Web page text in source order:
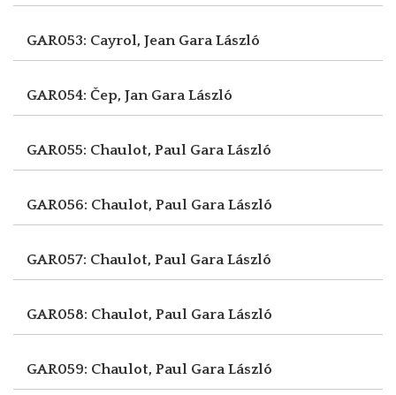
GAR053: Cayrol, Jean Gara László
GAR054: Čep, Jan Gara László
GAR055: Chaulot, Paul Gara László
GAR056: Chaulot, Paul Gara László
GAR057: Chaulot, Paul Gara László
GAR058: Chaulot, Paul Gara László
GAR059: Chaulot, Paul Gara László